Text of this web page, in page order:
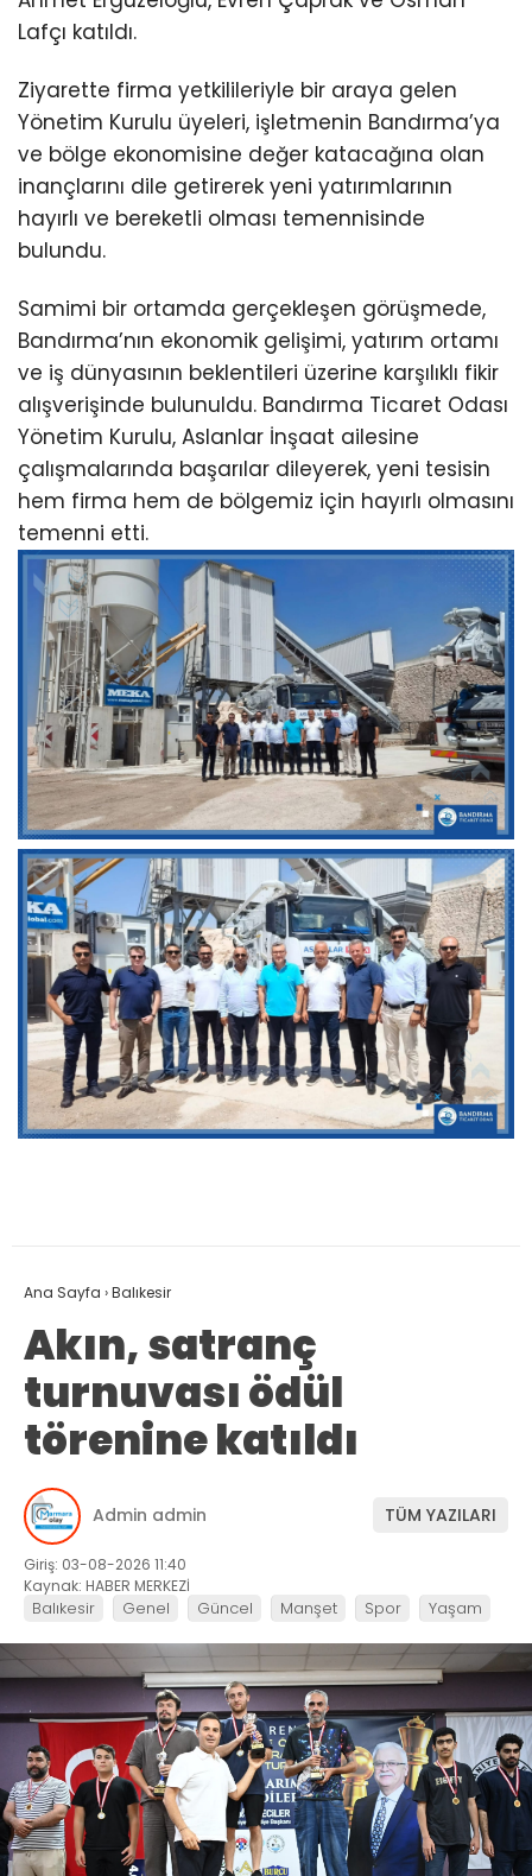
Lafçı katıldı.
Ziyarette firma yetkilileriyle bir araya gelen
Yönetim Kurulu üyeleri, işletmenin Bandırma’ya
ve bölge ekonomisine değer katacağına olan
inançlarını dile getirerek yeni yatırımlarının
hayırlı ve bereketli olması temennisinde
bulundu.
Samimi bir ortamda gerçekleşen görüşmede,
Bandırma’nın ekonomik gelişimi, yatırım ortamı
ve iş dünyasının beklentileri üzerine karşılıklı fikir
alışverişinde bulunuldu. Bandırma Ticaret Odası
Yönetim Kurulu, Aslanlar İnşaat ailesine
çalışmalarında başarılar dileyerek, yeni tesisin
hem firma hem de bölgemiz için hayırlı olmasını
temenni etti.
Ana Sayfa ›Balıkesir
Akın, satranç
turnuvası ödül
törenine katıldı
Admin admin TÜM YAZILARI
Giriş: 03-08-2026 11:40
Kaynak: HABER MERKEZİ
Balıkesir Genel Güncel Manşet Spor Yaşam